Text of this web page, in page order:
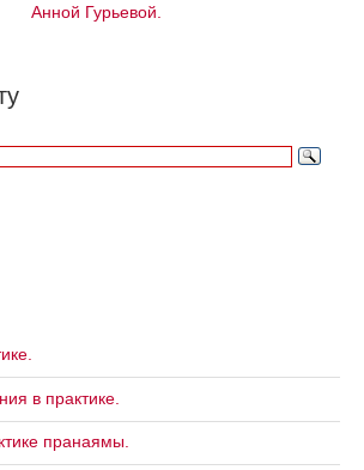
Анной Гурьевой.
в практике.
пранаямы.